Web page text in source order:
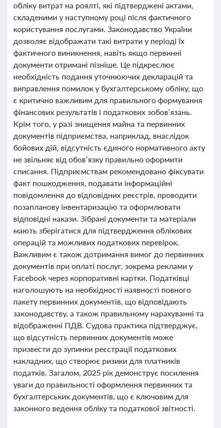
обліку витрат на роялті, які підтверджені актами,
складеними у наступному році після фактичного
користування послугами. Законодавство України
дозволяє відображати такі витрати у періоді їх
фактичного виникнення, навіть якщо первинні
документи отримані пізніше. Це підкреслює
необхідність подання уточнюючих декларацій та
виправлення помилок у бухгалтерському обліку, що
є критично важливим для правильного формування
фінансових результатів і податкових зобов’язань.
Крім того, у разі знищення майна та первинних
документів підприємства, наприклад, внаслідок
бойових дій, відсутність єдиного нормативного акту
не звільняє від обов’язку правильно оформити
списання. Підприємствам рекомендовано фіксувати
факт пошкодження, подавати інформаційні
повідомлення до відповідних реєстрів, проводити
позапланову інвентаризацію та оформлювати
відповідні накази. Зібрані документи та матеріали
мають зберігатися для підтвердження облікових
операцій та можливих податкових перевірок.
Важливим є також дотримання вимог до первинних
документів при оплаті послуг, зокрема реклами у
Facebook через корпоративні картки. Податківці
наголошують на необхідності наявності повного
пакету первинних документів, що відповідають
законодавству, а також правильному нарахуванні та
відображенні ПДВ. Судова практика підтверджує,
що відсутність первинних документів може
призвести до зупинки реєстрації податкових
накладних, що створює ризики для платників
податків. Загалом, 2025 рік демонструє посилення
уваги до правильності оформлення первинних та
бухгалтерських документів, що є ключовим для
законного ведення обліку та податкової звітності.